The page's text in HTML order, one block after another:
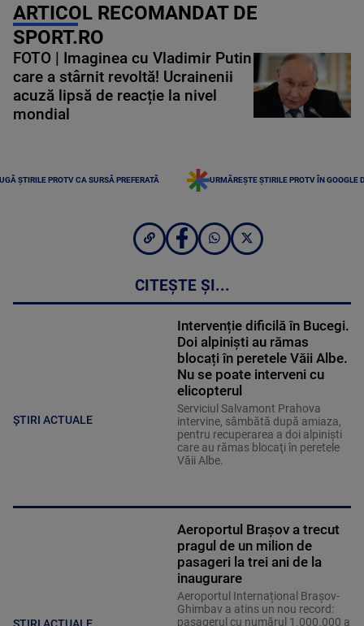
ARTICOL RECOMANDAT DE
SPORT.RO
FOTO | Imaginea cu Vladimir Putin
care a stârnit revoltă! Ucrainenii
acuză lipsă de reacție la nivel
mondial
ȘTIRILE PROTV CA SURSĂ PREFERATĂ URMĂREȘTE ȘTIRILE PROTV ÎN GOOGLE
CITEȘTE ȘI...
ȘTIRI ACTUALE
Intervenție dificilă în Bucegi.
Doi alpiniști au rămas
blocați în peretele Văii Albe.
Nu se poate interveni cu
elicopterul
Serviciul Salvamont Prahova
intervine, sâmbătă după amiaza,
pentru recuperarea a doi alpinişti
care au rămas blocaţi în peretele
Văii Albe.
ȘTIRI ACTUALE
Aeroportul Brașov a trecut
pragul de un milion de
pasageri la trei ani de la
inaugurare
Aeroportul Internațional Brașov-
Ghimbav a atins un nou record:
pasagerul cu numărul 1.000.000 a